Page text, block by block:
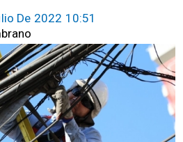
De 2022 10:51